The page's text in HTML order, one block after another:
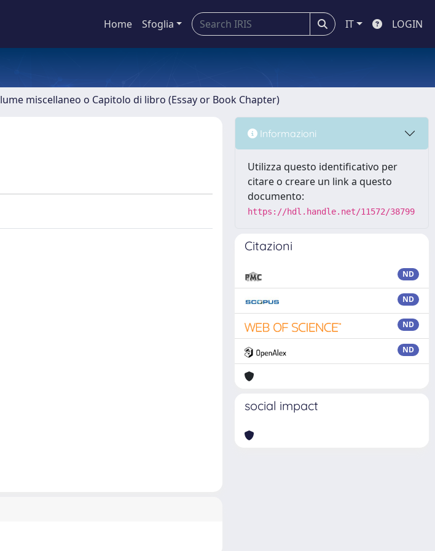
Home Sfoglia IT LOGIN
miscellaneo o Capitolo di libro (Essay or Book Chapter)
Informazioni
Utilizza questo identificativo per
citare o creare un link a questo
documento:
https://hdl.handle.net/11572/38799
Citazioni
ND
ND
ND
ND
social impact